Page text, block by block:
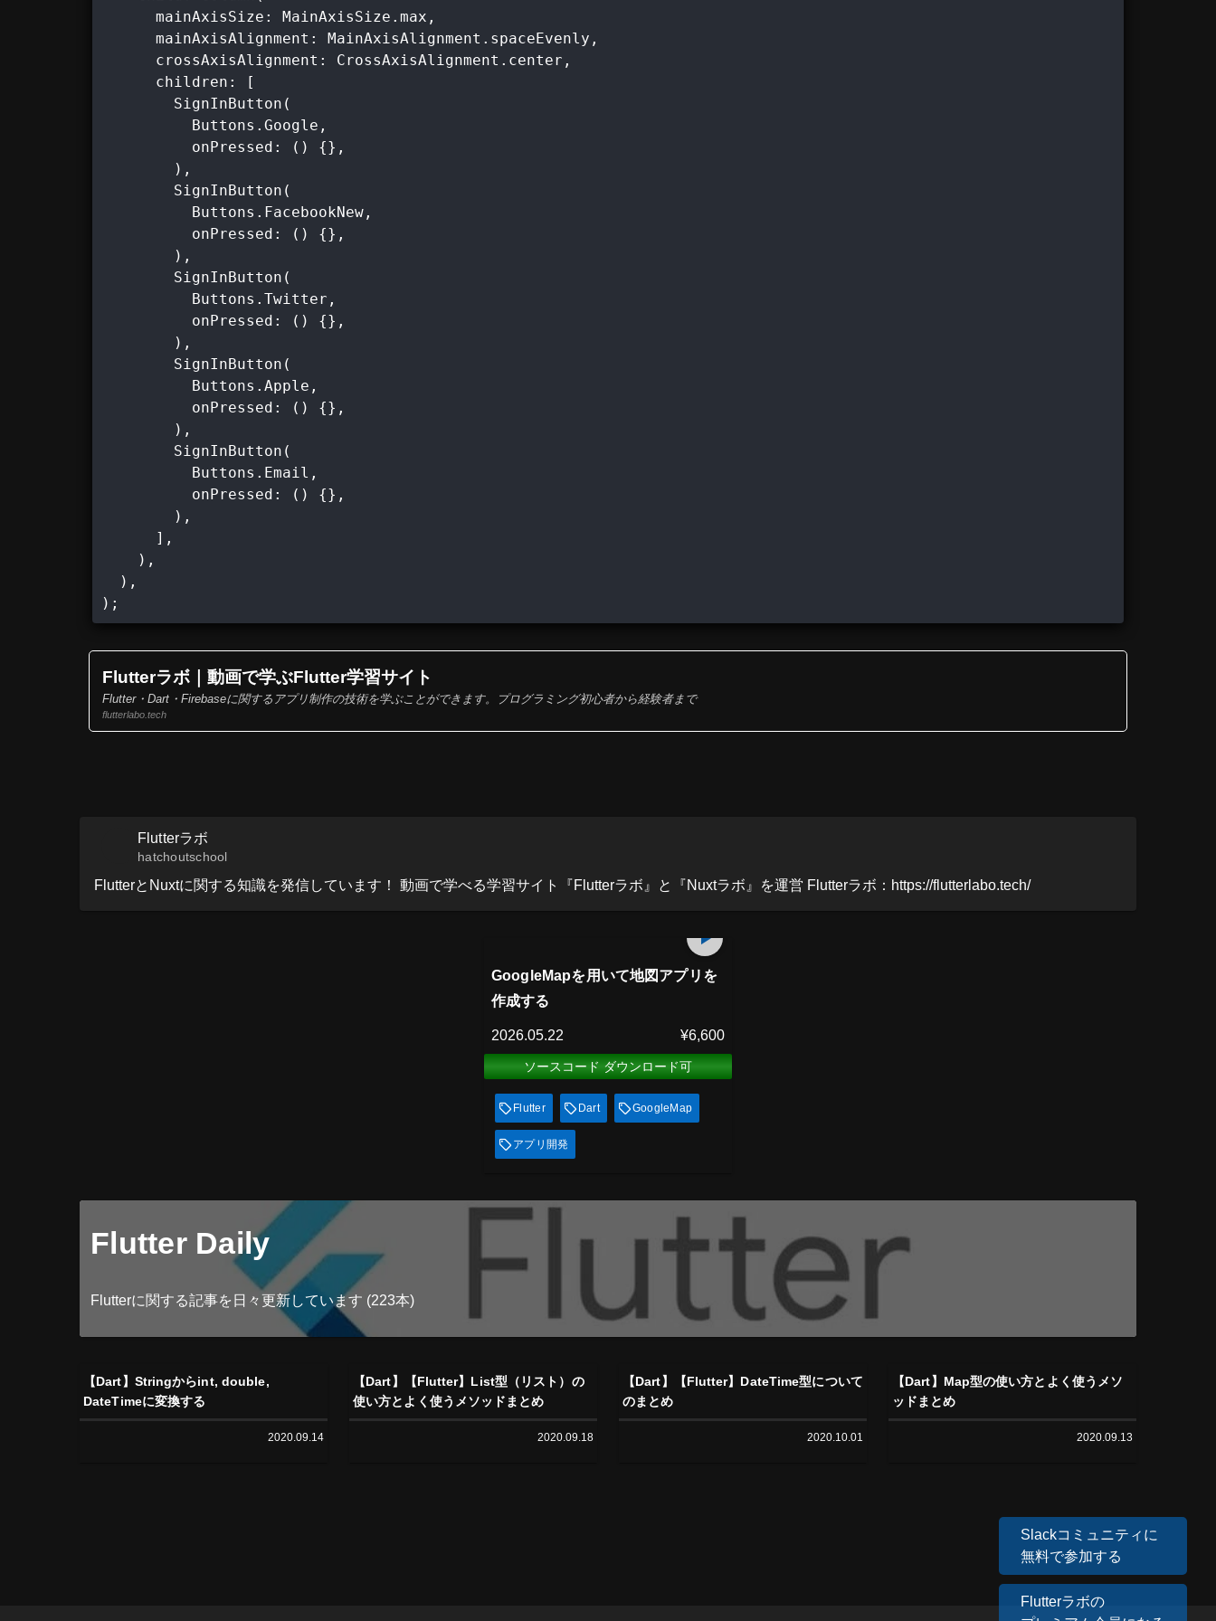
Slackコミュニティに
無料で参加する
Flutterラボの
      mainAxisSize: MainAxisSize.max,
      mainAxisAlignment: MainAxisAlignment.spaceEvenly,
      crossAxisAlignment: CrossAxisAlignment.center,
      children: [
        SignInButton(
          Buttons.Google,
          onPressed: () {},
        ),
        SignInButton(
          Buttons.FacebookNew,
          onPressed: () {},
        ),
        SignInButton(
          Buttons.Twitter,
          onPressed: () {},
        ),
        SignInButton(
          Buttons.Apple,
          onPressed: () {},
        ),
        SignInButton(
          Buttons.Email,
          onPressed: () {},
        ),
      ],
    ),
  ),
);
Flutterラボ｜動画で学ぶFlutter学習サイト
Flutter・Dart・Firebaseに関するアプリ制作の技術を学ぶことができます。プログラミング初心者から経験者まで
flutterlabo.tech
Flutterラボ
hatchoutschool
FlutterとNuxtに関する知識を発信しています！ 動画で学べる学習サイト『Flutterラボ』と『Nuxtラボ』を運営 Flutterラボ：https://flutterlabo.tech/
85min
見放題
GoogleMapを用いて地図アプリを
作成する
2026.05.22 ¥6,600
ソースコード ダウンロード可
Flutter Dart GoogleMap
アプリ開発
Flutter Daily
Flutterに関する記事を日々更新しています (223本)
【Dart】Stringからint, double,
DateTimeに変換する
2020.09.14
【Dart】【Flutter】List型（リスト）の
使い方とよく使うメソッドまとめ
2020.09.18
【Dart】【Flutter】DateTime型について
のまとめ
2020.10.01
【Dart】Map型の使い方とよく使うメソ
ッドまとめ
2020.09.13